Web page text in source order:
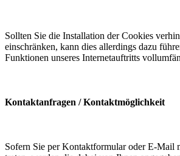
Sollten Sie die Installation der Cookies
einschränken, kann dies allerdings dazu
Funktionen unseres Internetauftritts
Kontaktanfragen / Kontaktmöglichkeit
Sofern Sie per Kontaktformular oder E-Mail